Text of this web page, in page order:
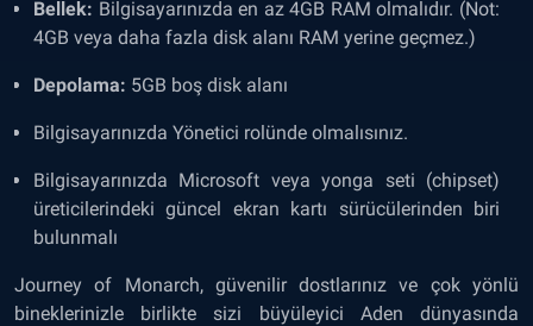
Bellek: Bilgisayarınızda en az 4GB RAM olmalıdır. (Not:
4GB veya daha fazla disk alanı RAM yerine geçmez.)
Depolama: 5GB boş disk alanı
Bilgisayarınızda Yönetici rolünde olmalısınız.
Bilgisayarınızda Microsoft veya yonga seti (chipset)
üreticilerindeki güncel ekran kartı sürücülerinden biri
bulunmalı
Journey of Monarch, güvenilir dostlarınız ve çok yönlü
bineklerinizle birlikte sizi büyüleyici Aden dünyasında